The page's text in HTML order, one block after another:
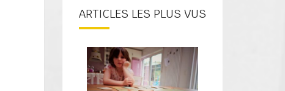
ARTICLES LES PLUS VUS